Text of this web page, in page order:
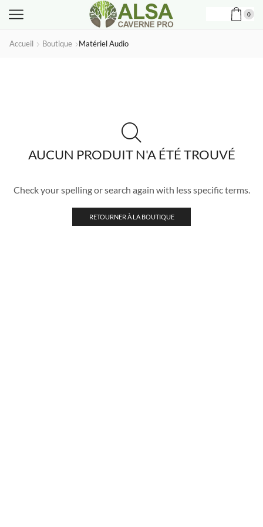
0
Accueil Boutique Matériel Audio
AUCUN PRODUIT N'A ÉTÉ TROUVÉ
Check your spelling or search again with less specific terms.
RETOURNER À LA BOUTIQUE